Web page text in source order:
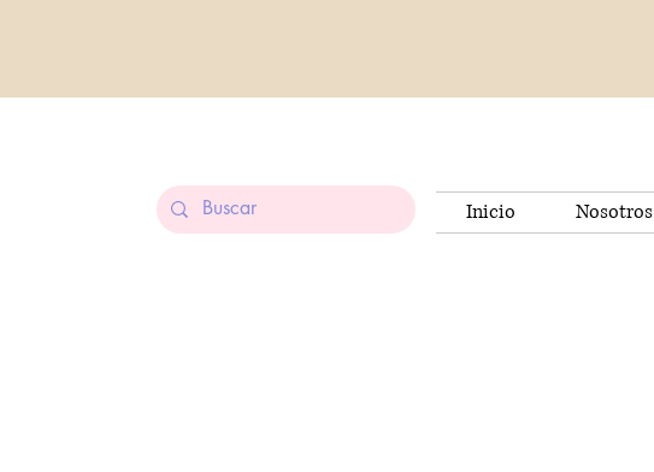
Inicio Nosotros